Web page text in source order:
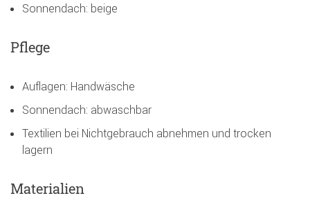
Sonnendach: beige
Pflege
Auflagen: Handwäsche
Sonnendach: abwaschbar
Textilien bei Nichtgebrauch abnehmen und trocken
lagern
Materialien